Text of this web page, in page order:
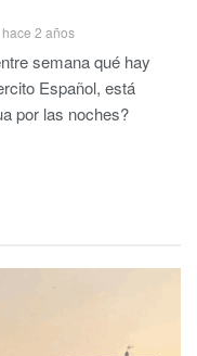
hace 2 años
semana qué hay
Español, está
por las noches?